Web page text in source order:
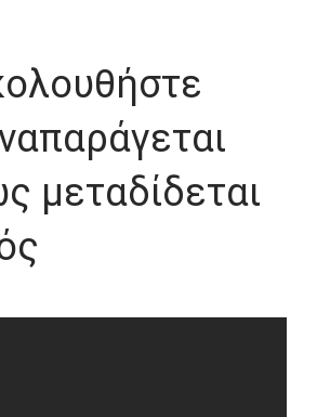
μεταδίδεται